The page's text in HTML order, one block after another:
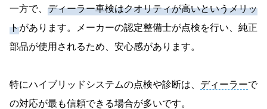
一方で、 ディーラー車検はクオリティが高いというメリッ
トがあります。メーカーの認定整備士が点検を行い、純正
部品が使用されるため、安心感があります。
特にハイブリッドシステムの点検や診断は、 ディーラーで
の対応が最も信頼できる場合が多いです。